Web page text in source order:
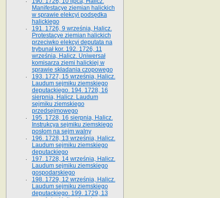
Manifestacye ziemian halickich
w sprawie elekcyi podsędka
halickiego
191. 1726, 9 września, Halicz.
Protestacye ziemian halickich
przeciwko elekcyi deputata na
trybunał kor. 192. 1726, 11
września, Halicz. Uniwersał
komisarza ziemi halickiej w
sprawie składania czopowego
193. 1727, 15 września, Halicz.
Laudum sejmiku ziemskiego
deputackiego. 194. 1728, 16
sierpnia, Halicz. Laudum
sejmiku ziemskiego
przedsejmowego
195. 1728, 16 sierpnia, Halicz.
Instrukcya sejmiku ziemskiego
posłom na sejm walny
196. 1728, 13 września, Halicz.
Laudum sejmiku ziemskiego
deputackiego
197. 1728, 14 września, Halicz.
Laudum sejmiku ziemskiego
gospodarskiego
198. 1729, 12 września, Halicz.
Laudum sejmiku ziemskiego
deputackiego. 199. 1729, 13